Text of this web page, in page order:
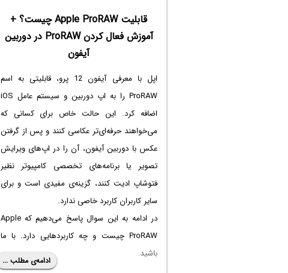
قابلیت Apple ProRAW چیست؟ +
آموزش فعال کردن ProRAW در دوربین
آیفون
اپل با معرفی آیفون 12 پرو، قابلیتی به اسم
ProRAW را به اپ دوربین و سیستم عامل iOS
اضافه کرد. این حالت خاص برای کسانی که
می‌خواهند حرفه‌ای‌تر عکاسی کنند و پس از گرفتن
عکس با دوربین آیفون، آن را در اپ‌های ویرایش
تصویر یا برنامه‌های تخصصی کامپیوتر نظیر
فتوشاپ ادیت کنند، گزینه‌ی مفیدی است و برای
سایر کاربران کاربرد خاصی ندارد.
در ادامه به این سوال پاسخ می‌دهیم که Apple
ProRAW چیست و چه کاربردهایی دارد. با ما
باشید.
ادامه‌ی مطلب ...